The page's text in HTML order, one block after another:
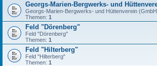
Georgs-Marien-Bergwerks- und
Georgs-Marien-Bergwerks- und Hüttenverein
Themen: 1
Feld "Dörenberg"
Feld "Dörenberg"
Themen: 1
Feld "Hilterberg"
Feld "Hilterberg"
Themen: 1